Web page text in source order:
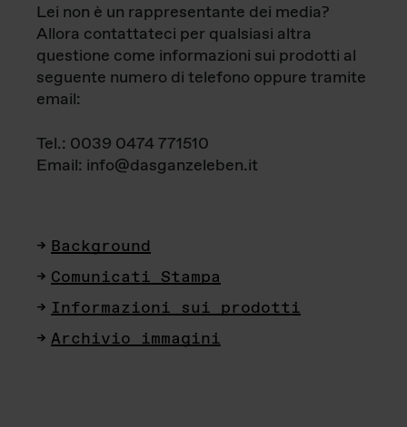
Lei non è un rappresentante dei media?
Allora contattateci per qualsiasi altra
questione come informazioni sui prodotti al
seguente numero di telefono oppure tramite
email:
Tel.: 0039 0474 771510
Email: info@dasganzeleben.it
Background
Comunicati Stampa
Informazioni sui prodotti
Archivio immagini